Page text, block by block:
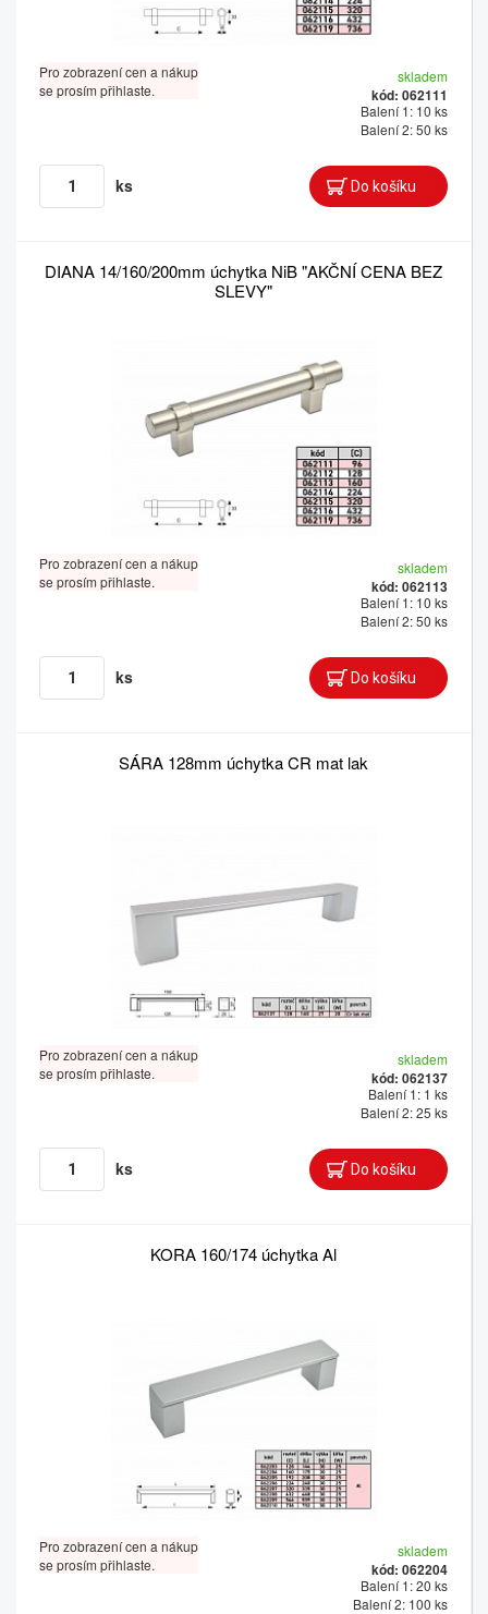
Pro zobrazení cen a nákup
se prosím přihlaste.
skladem
kód: 062111
Balení 1: 10 ks
Balení 2: 50 ks
ks
DIANA 14/160/200mm úchytka NiB "AKČNÍ CENA BEZ
SLEVY"
Pro zobrazení cen a nákup
se prosím přihlaste.
skladem
kód: 062113
Balení 1: 10 ks
Balení 2: 50 ks
ks
SÁRA 128mm úchytka CR mat lak
Pro zobrazení cen a nákup
se prosím přihlaste.
skladem
kód: 062137
Balení 1: 1 ks
Balení 2: 25 ks
ks
KORA 160/174 úchytka Al
Pro zobrazení cen a nákup
se prosím přihlaste.
skladem
kód: 062204
Balení 1: 20 ks
Balení 2: 100 ks